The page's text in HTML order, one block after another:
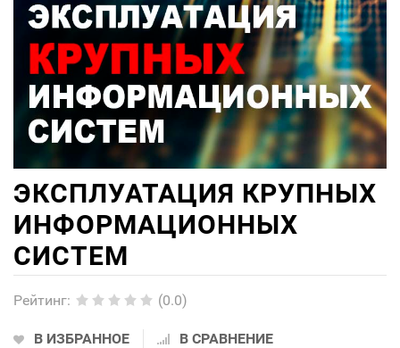
ЭКСПЛУАТАЦИЯ КРУПНЫХ
ИНФОРМАЦИОННЫХ
СИСТЕМ
Рейтинг: (0.0)
В ИЗБРАННОЕ В СРАВНЕНИЕ